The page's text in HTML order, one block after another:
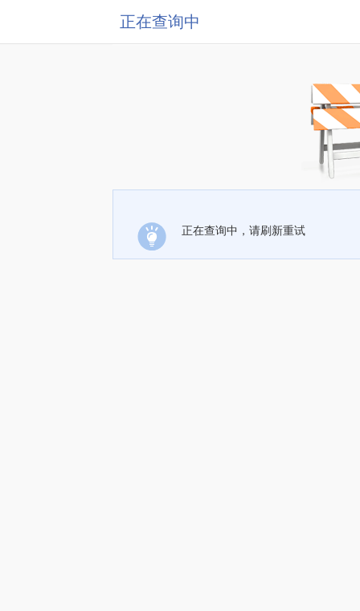
正在查询中
正在查询中，请刷新重试